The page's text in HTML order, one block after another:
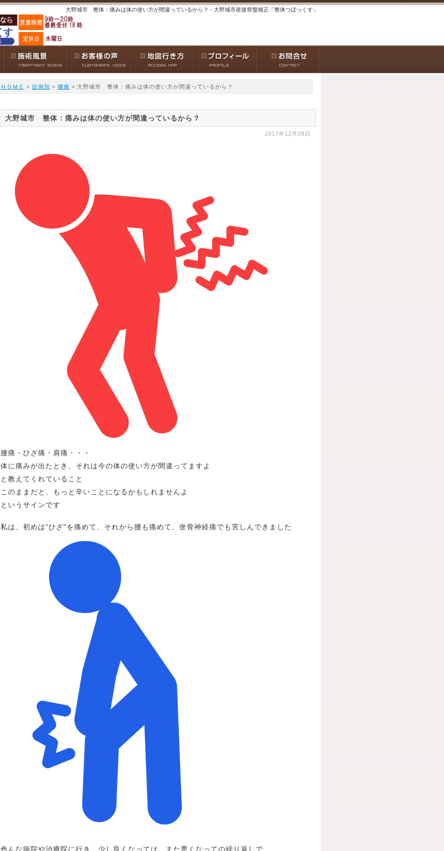
大野城市 整体：痛みは体の使い方が間違っているから？ - 大野城市産後骨盤矯正「整体つぼっくす」
ＨＯＭＥ > 症例別 > 腰痛 > 大野城市 整体：痛みは体の使い方が間違っているから？
大野城市 整体：痛みは体の使い方が間違っているから？
2017年12月08日
腰痛・ひざ痛・肩痛・・・
体に痛みが出たとき、それは今の体の使い方が間違ってますよ
と教えてくれていること
このままだと、もっと辛いことになるかもしれませんよ
というサインです
私は、初めは"ひざ"を痛めて、それから腰も痛めて、坐骨神経痛でも苦しんできました
色んな病院や治療院に行き、少し良くなっては、また悪くなっての繰り返しで